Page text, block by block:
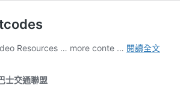
Resources … more conte … 閱讀全文
士交通聯盟